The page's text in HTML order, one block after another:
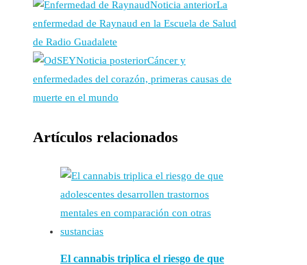
Noticia anteriorLa
enfermedad de Raynaud en la Escuela de Salud
de Radio Guadalete
Noticia posteriorCáncer y
enfermedades del corazón, primeras causas de
muerte en el mundo
Artículos relacionados
El cannabis triplica el riesgo de que